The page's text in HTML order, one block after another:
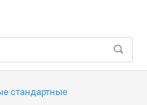
стандартные